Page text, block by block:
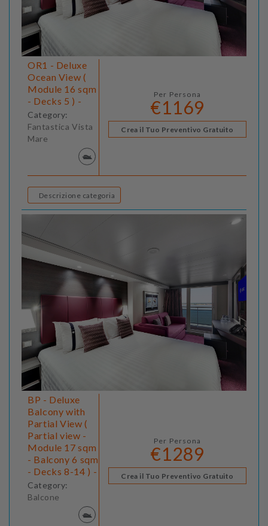
OR1 - Deluxe
Ocean View (
Module 16 sqm
- Decks 5 ) -
Category:
Fantastica Vista
Mare
Per Persona
€1169
Crea il Tuo Preventivo Gratuito
Descrizione categoria
BP - Deluxe
Balcony with
Partial View (
Partial view -
Module 17 sqm
- Balcony 6 sqm
- Decks 8-14 ) -
Category:
Balcone
Per Persona
€1289
Crea il Tuo Preventivo Gratuito